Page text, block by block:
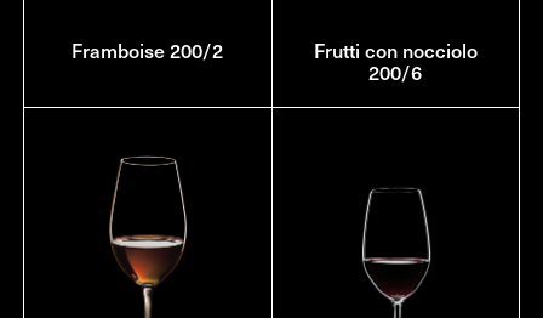
Framboise 200/2 Frutti con nocciolo
200/6